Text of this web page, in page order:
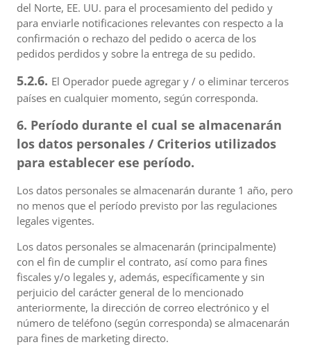
del Norte, EE. UU. para el procesamiento del pedido y
para enviarle notificaciones relevantes con respecto a la
confirmación o rechazo del pedido o acerca de los
pedidos perdidos y sobre la entrega de su pedido.
5.2.6. El Operador puede agregar y / o eliminar terceros
países en cualquier momento, según corresponda.
6. Período durante el cual se almacenarán
los datos personales / Criterios utilizados
para establecer ese período.
Los datos personales se almacenarán durante 1 año, pero
no menos que el período previsto por las regulaciones
legales vigentes.
Los datos personales se almacenarán (principalmente)
con el fin de cumplir el contrato, así como para fines
fiscales y/o legales y, además, específicamente y sin
perjuicio del carácter general de lo mencionado
anteriormente, la dirección de correo electrónico y el
número de teléfono (según corresponda) se almacenarán
para fines de marketing directo.